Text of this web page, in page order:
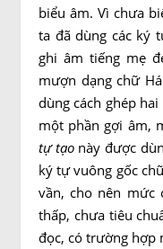
biểu âm. Vì chưa
ta đã dùng các ký
ghi âm tiếng mẹ
mượn dạng chữ
dùng cách ghép
một phần gợi âm,
tự tạonày được
ký tự vuông gốc
vần, cho nên mức
thấp, chưa tiêu
đọc, có trường hợp